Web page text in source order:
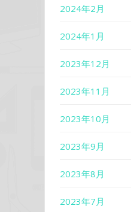
2024年2月
2024年1月
2023年12月
2023年11月
2023年10月
2023年9月
2023年8月
2023年7月